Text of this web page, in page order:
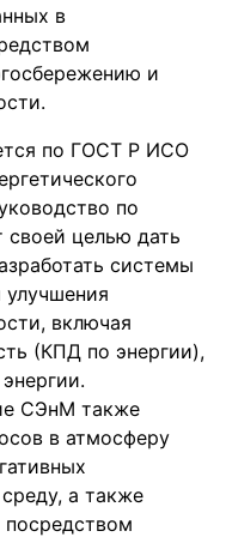
в
и
по ГОСТ Р ИСО
по
своей целью дать
системы
включая
(КПД по энергии),
СЭнМ также
в атмосферу
а также